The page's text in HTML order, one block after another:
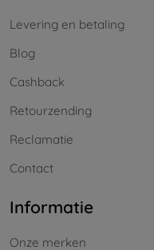
Levering en betaling
Blog
Cashback
Retourzending
Reclamatie
Contact
Informatie
Onze merken